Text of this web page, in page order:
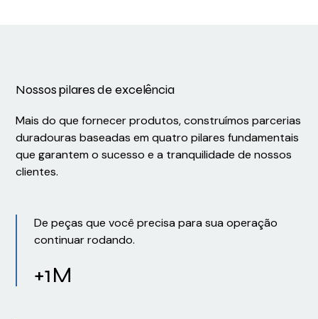
Nossos pilares de excelência
Mais do que fornecer produtos, construímos parcerias
duradouras baseadas em quatro pilares fundamentais
que garantem o sucesso e a tranquilidade de nossos
clientes.
De peças que você precisa para sua operação
continuar rodando.
+1M